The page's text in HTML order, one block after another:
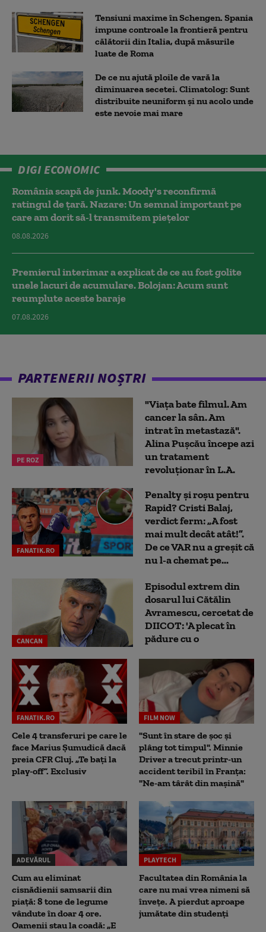
Tensiuni maxime în Schengen. Spania
impune controale la frontieră pentru
călătorii din Italia, după măsurile
luate de Roma
De ce nu ajută ploile de vară la
diminuarea secetei. Climatolog: Sunt
distribuite neuniform și nu acolo unde
este nevoie mai mare
DIGI ECONOMIC
România scapă de junk. Moody's reconfirmă
ratingul de țară. Nazare: Un semnal important pe
care am dorit să-l transmitem piețelor
08.08.2026
Premierul interimar a explicat de ce au fost golite
unele lacuri de acumulare. Bolojan: Acum sunt
reumplute aceste baraje
07.08.2026
PARTENERII NOȘTRI
PE ROZ
"Viața bate filmul. Am
cancer la sân. Am
intrat în metastază".
Alina Pușcău începe azi
un tratament
revoluționar în L.A.
FANATIK.RO
Penalty și roșu pentru
Rapid? Cristi Balaj,
verdict ferm: „A fost
mai mult decât atât!”.
De ce VAR nu a greșit că
nu l-a chemat pe...
CANCAN
Episodul extrem din
dosarul lui Cătălin
Avramescu, cercetat de
DIICOT: 'A plecat în
pădure cu o
FANATIK.RO
Cele 4 transferuri pe care le
face Marius Șumudică dacă
preia CFR Cluj. „Te bați la
play-off”. Exclusiv
FILM NOW
"Sunt în stare de șoc și
plâng tot timpul". Minnie
Driver a trecut printr-un
accident teribil în Franța:
"Ne-am târât din mașină"
ADEVĂRUL
Cum au eliminat
cisnădienii samsarii din
piață: 8 tone de legume
vândute în doar 4 ore.
Oamenii stau la coadă: „E
PLAYTECH
Facultatea din România la
care nu mai vrea nimeni să
înveţe. A pierdut aproape
jumătate din studenţi